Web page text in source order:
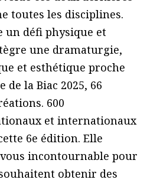
toutes les disciplines.
un défi physique et
une dramaturgie,
et esthétique proche
de la Biac 2025, 66
600
et internationaux
6e édition. Elle
incontournable pour
obtenir des